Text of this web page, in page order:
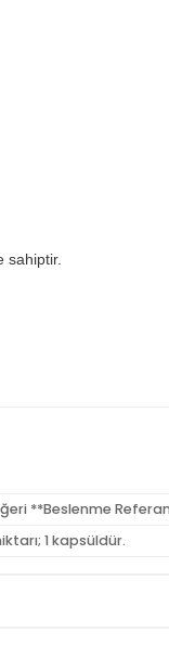
sahiptir.
**Beslenme
1 kapsüldür.